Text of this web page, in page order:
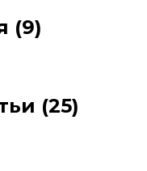
(9)
(25)